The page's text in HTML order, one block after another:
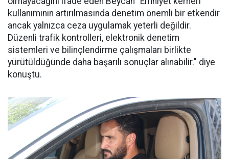
kullanımının artırılmasında denetim önemli bir etkendir
ancak yalnızca ceza uygulamak yeterli değildir.
Düzenli trafik kontrolleri, elektronik denetim
sistemleri ve bilinçlendirme çalışmaları birlikte
yürütüldüğünde daha başarılı sonuçlar alınabilir." diye
konuştu.